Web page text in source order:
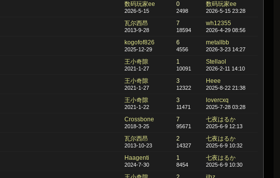
数码玩家ee
2026-5-15
0
2498
数码玩家ee
2026-5-15 23:28
瓦尔西昂
2013-9-28
7
18594
wh12355
2026-4-29 08:56
kogofof826
2025-12-29
6
4556
metallbb
2026-3-23 14:27
王小奇隙
2021-1-27
1
10091
Stellaol
2026-2-11 14:10
王小奇隙
2021-1-27
3
12322
Heee
2025-8-22 21:38
王小奇隙
2021-1-22
3
11471
lovercxq
2025-7-28 03:28
Crossbone
2018-3-25
7
95671
七夜はるか
2025-6-9 12:13
瓦尔西昂
2013-10-23
2
14327
七夜はるか
2025-6-9 10:32
Haagenti
2024-7-30
1
8454
七夜はるか
2025-6-9 10:30